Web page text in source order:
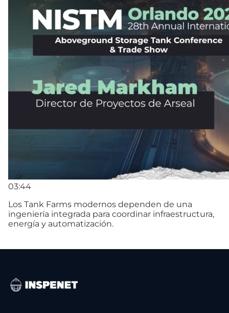
03:44
Los Tank Farms modernos dependen de una
ingeniería integrada para coordinar infraestructura,
energía y automatización.